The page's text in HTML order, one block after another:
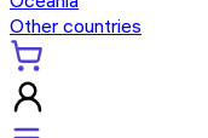
Other countries